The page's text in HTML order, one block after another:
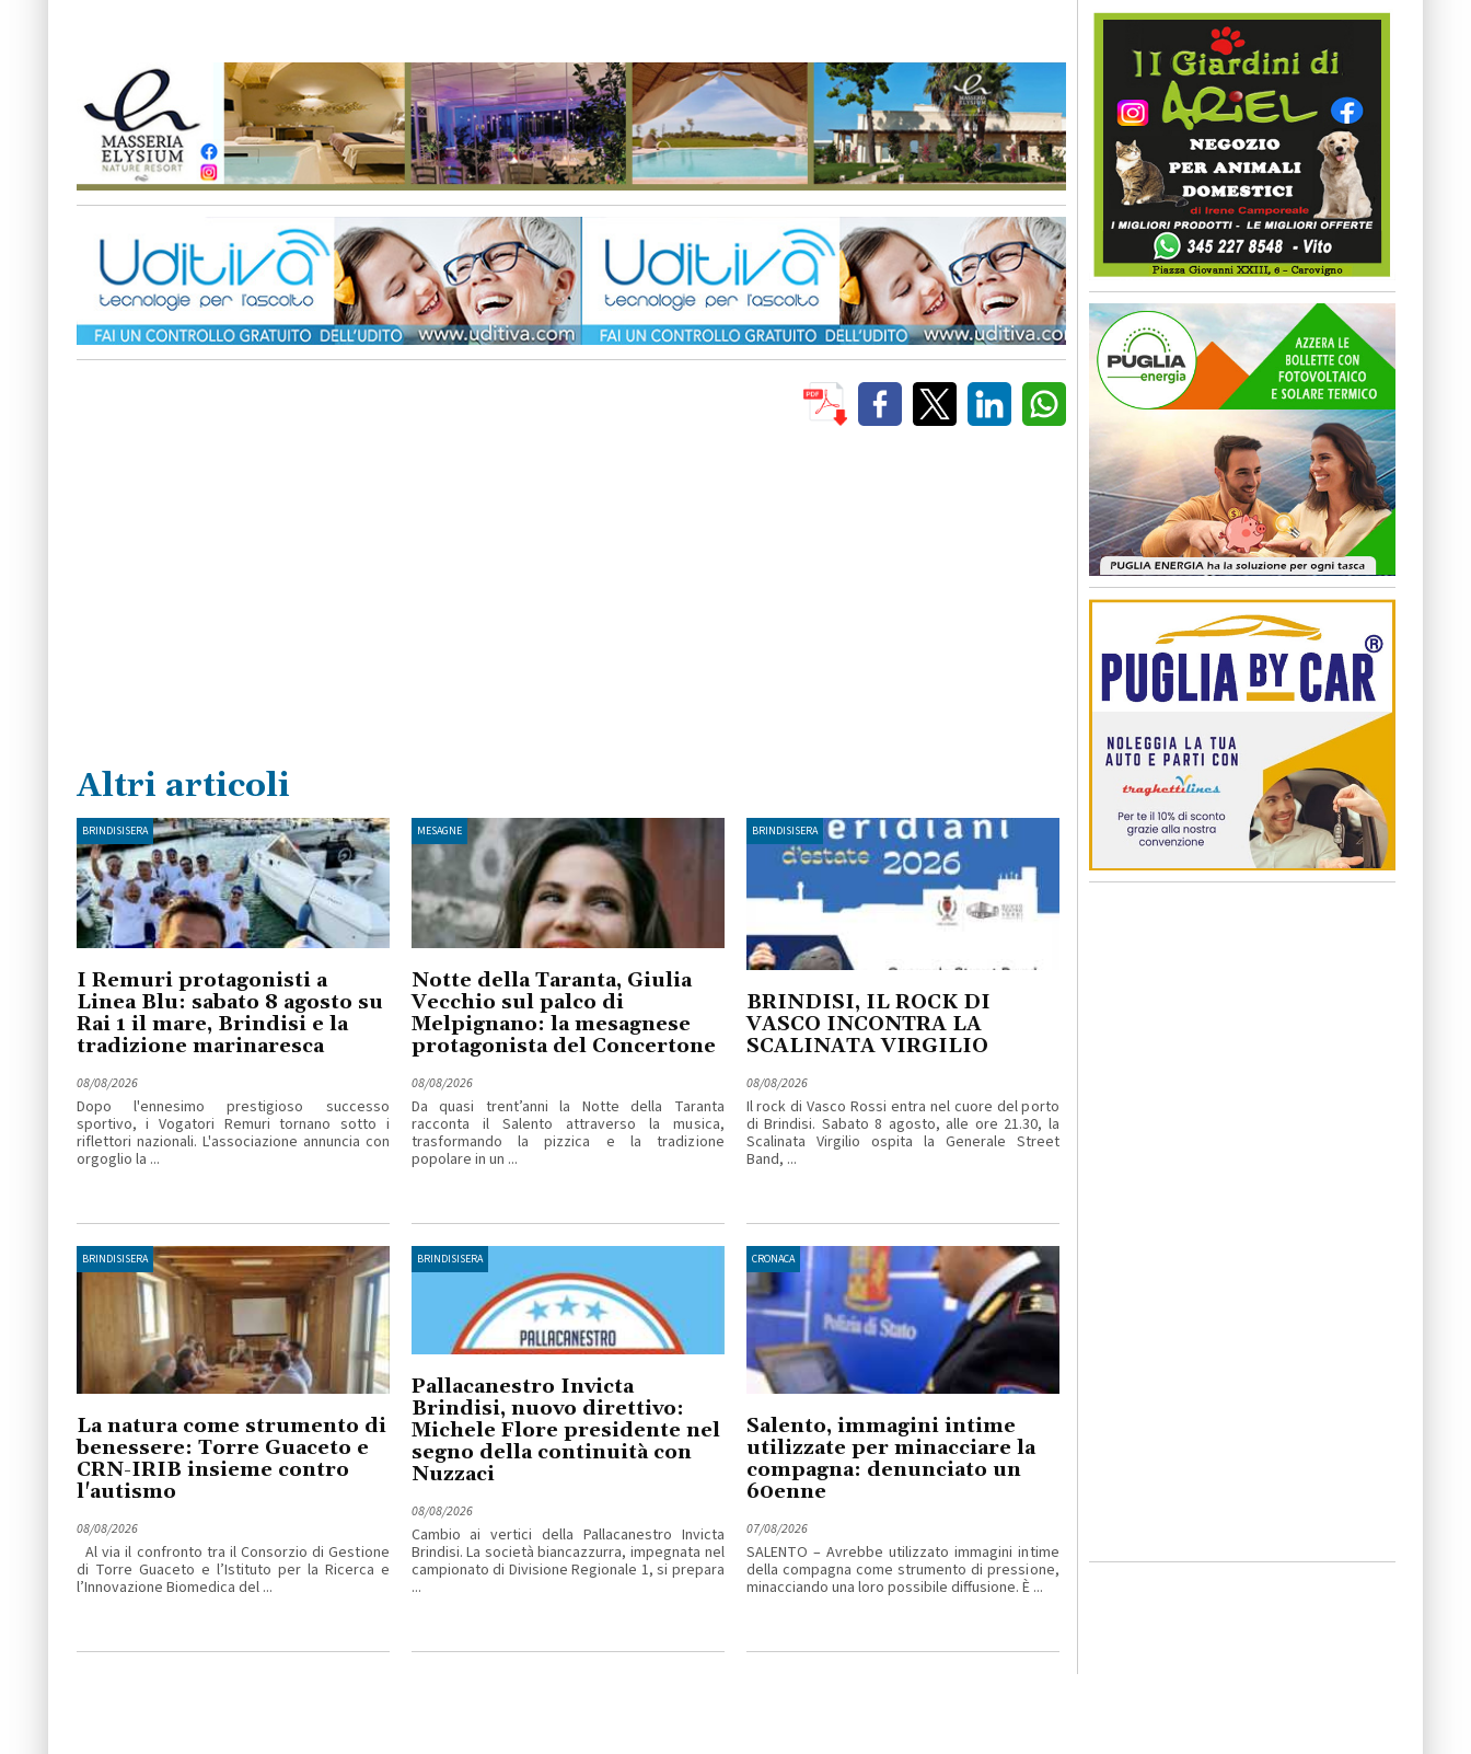
Altri articoli
BRINDISISERA
I Remuri protagonisti a
Linea Blu: sabato 8 agosto su
Rai 1 il mare, Brindisi e la
tradizione marinaresca
08/08/2026
Dopo l'ennesimo prestigioso successo
sportivo, i Vogatori Remuri tornano sotto i
riflettori nazionali. L'associazione annuncia con
orgoglio la ...
MESAGNE
Notte della Taranta, Giulia
Vecchio sul palco di
Melpignano: la mesagnese
protagonista del Concertone
08/08/2026
Da quasi trent’anni la Notte della Taranta
racconta il Salento attraverso la musica,
trasformando la pizzica e la tradizione
popolare in un ...
BRINDISISERA
BRINDISI, IL ROCK DI
VASCO INCONTRA LA
SCALINATA VIRGILIO
08/08/2026
Il rock di Vasco Rossi entra nel cuore del porto
di Brindisi. Sabato 8 agosto, alle ore 21.30, la
Scalinata Virgilio ospita la Generale Street
Band, ...
BRINDISISERA
La natura come strumento di
benessere: Torre Guaceto e
CRN-IRIB insieme contro
l'autismo
08/08/2026
Al via il confronto tra il Consorzio di Gestione
di Torre Guaceto e l’Istituto per la Ricerca e
l’Innovazione Biomedica del ...
BRINDISISERA
Pallacanestro Invicta
Brindisi, nuovo direttivo:
Michele Flore presidente nel
segno della continuità con
Nuzzaci
08/08/2026
Cambio ai vertici della Pallacanestro Invicta
Brindisi. La società biancazzurra, impegnata nel
campionato di Divisione Regionale 1, si prepara
...
CRONACA
Salento, immagini intime
utilizzate per minacciare la
compagna: denunciato un
60enne
07/08/2026
SALENTO – Avrebbe utilizzato immagini intime
della compagna come strumento di pressione,
minacciando una loro possibile diffusione. È ...